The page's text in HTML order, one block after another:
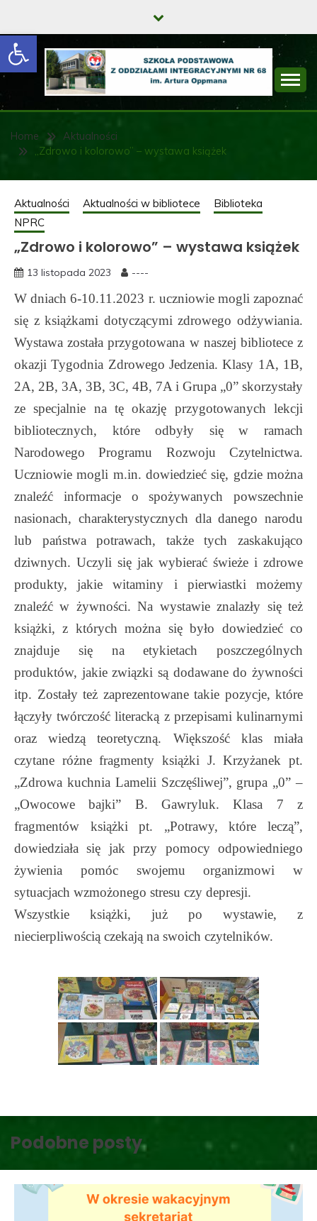
Open toolbar
content
SZKOŁA
PODSTAWOWA Z
ODDZIAŁAMI
INTEGRACYJNYMI
NR 68 IM. ARTURA
OPPMANA
Home
Aktualności
„Zdrowo i kolorowo” – wystawa książek
Aktualności Aktualności w bibliotece
Biblioteka
NPRC
„Zdrowo i kolorowo” – wystawa książek
13 listopada 2023 ----
W dniach 6-10.11.2023 r. uczniowie mogli zapoznać
się z książkami dotyczącymi zdrowego odżywiania.
Wystawa została przygotowana w naszej bibliotece z
okazji Tygodnia Zdrowego Jedzenia. Klasy 1A, 1B,
2A, 2B, 3A, 3B, 3C, 4B, 7A i Grupa „0” skorzystały
ze specjalnie na tę okazję przygotowanych lekcji
bibliotecznych, które odbyły się w ramach
Narodowego Programu Rozwoju Czytelnictwa.
Uczniowie mogli m.in. dowiedzieć się, gdzie można
znaleźć informacje o spożywanych powszechnie
nasionach, charakterystycznych dla danego narodu
lub państwa potrawach, także tych zaskakująco
dziwnych. Uczyli się jak wybierać świeże i zdrowe
produkty, jakie witaminy i pierwiastki możemy
znaleźć w żywności. Na wystawie znalazły się też
książki, z których można się było dowiedzieć co
znajduje się na etykietach poszczególnych
produktów, jakie związki są dodawane do żywności
itp. Zostały też zaprezentowane takie pozycje, które
łączyły twórczość literacką z przepisami kulinarnymi
oraz wiedzą teoretyczną. Większość klas miała
czytane różne fragmenty książki J. Krzyżanek pt.
„Zdrowa kuchnia Lamelii Szczęśliwej”, grupa „0” –
„Owocowe bajki” B. Gawryluk. Klasa 7 z
fragmentów książki pt. „Potrawy, które leczą”,
dowiedziała się jak przy pomocy odpowiedniego
żywienia pomóc swojemu organizmowi w
sytuacjach wzmożonego stresu czy depresji.
Wszystkie książki, już po wystawie, z
niecierpliwością czekają na swoich czytelników.
Podobne posty